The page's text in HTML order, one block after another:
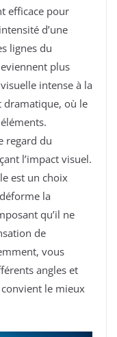
efficace pour
d’une
lignes du
plus
intense à la
dramatique, où le
regard du
l’impact visuel.
est un choix
la
qu’il ne
de
vous
angles et
le mieux